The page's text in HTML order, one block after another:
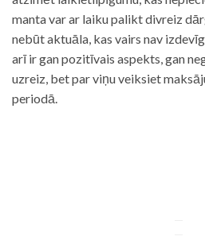
manta var ar laiku palikt divreiz
nebūt aktuāla, kas vairs nav
arī ir gan pozitīvais aspekts, gan
uzreiz, bet par viņu veiksiet
periodā.